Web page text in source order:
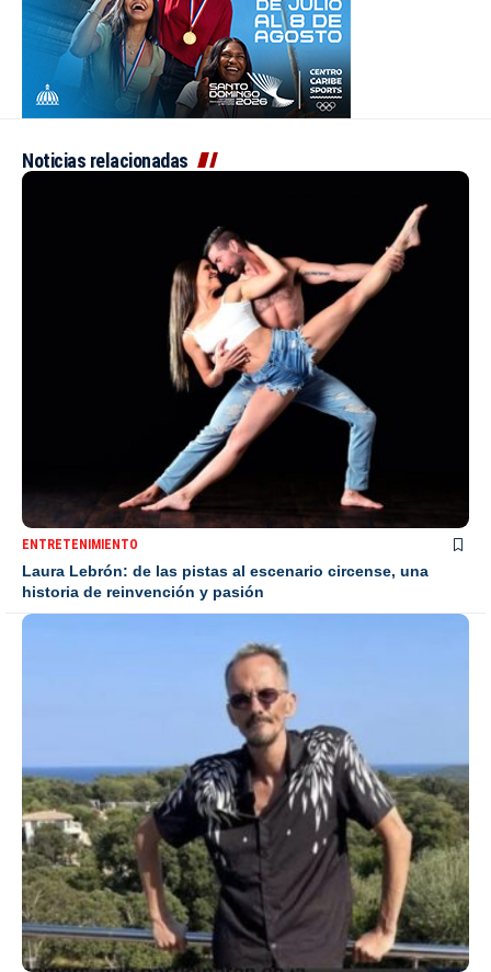
Noticias relacionadas
ENTRETENIMIENTO
Laura Lebrón: de las pistas al escenario circense, una
historia de reinvención y pasión